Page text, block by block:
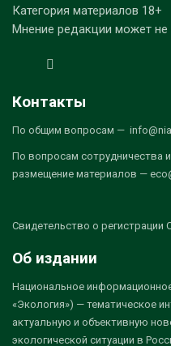
Категория материалов 18+
Мнение редакции может не
Контакты
По общим вопросам —
По вопросам сотрудничества
размещение материалов —
Свидетельство о
Об издании
Национальное
«Экология») — тематическое
актуальную и объективную
экологической ситуации в